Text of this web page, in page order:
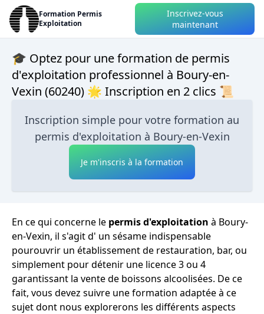
Formation Permis
Exploitation
Inscrivez-vous
maintenant
🎓 Optez pour une formation de permis
d'exploitation professionnel à Boury-en-
Vexin (60240) 🌟 Inscription en 2 clics 📜
Inscription simple pour votre formation au
permis d'exploitation à Boury-en-Vexin
Je m'inscris à la formation
En ce qui concerne le permis d'exploitation à Boury-
en-Vexin, il s'agit d' un sésame indispensable
pourouvrir un établissement de restauration, bar, ou
simplement pour détenir une licence 3 ou 4
garantissant la vente de boissons alcoolisées. De ce
fait, vous devez suivre une formation adaptée à ce
sujet dont nous explorerons les différents aspects